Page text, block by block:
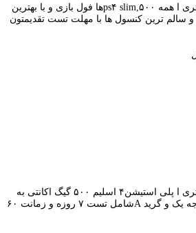
تست و تحویل در حضور مشتری ا همه ps۴ slim,۵۰۰ها فول بازی و با بهترین
سالم ترین کنسول ها با مهلت تست تقدیمتون
تست و تحویل در حضور مشتری ا پلی استیشن۴ اسلیم ۵۰۰ گیگ اکانتی به
همراه دسته آکبند دستگاه درجه یک و گرید Aشامل تست ۷ روزه و زمانت ۶۰